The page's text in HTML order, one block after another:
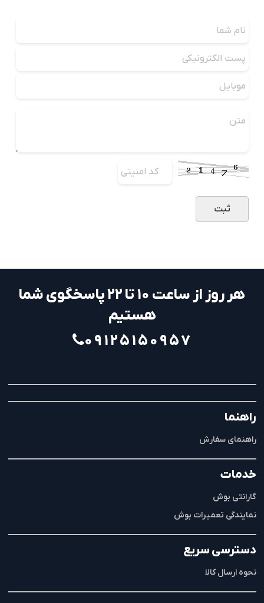
هر روز از ساعت ۱۰ تا ۲۲ پاسخگوی شما
هستیم
۰۹۱۲۵۱۵۰۹۵۷
راهنما
راهنمای سفارش
خدمات
گارانتی بوش
نمایندگی تعمیرات بوش
دسترسی سریع
نحوه ارسال کالا